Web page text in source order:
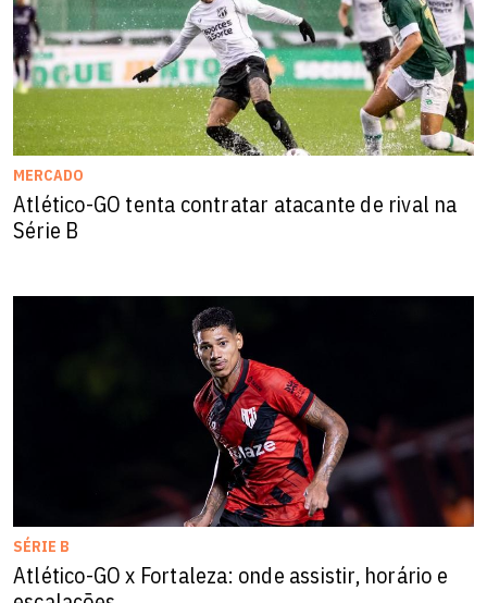
MERCADO
Atlético-GO tenta contratar atacante de rival na
Série B
SÉRIE B
Atlético-GO x Fortaleza: onde assistir, horário e